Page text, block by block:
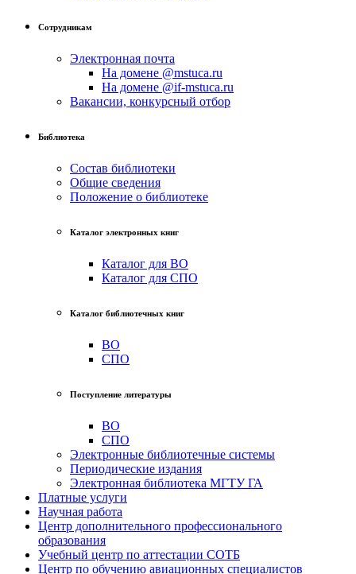
Сотрудникам
Электронная почта
На домене @mstuca.ru
На домене @if-mstuca.ru
Вакансии, конкурсный отбор
Библиотека
Состав библиотеки
Общие сведения
Положение о библиотеке
Каталог электронных книг
Каталог для ВО
Каталог для СПО
Каталог библиотечных книг
ВО
СПО
Поступление литературы
ВО
СПО
Электронные библиотечные системы
Периодические издания
Электронная библиотека МГТУ ГА
Платные услуги
Научная работа
Центр дополнительного профессионального
образования
Учебный центр по аттестации СОТБ
Центр по обучению авиационных специалистов